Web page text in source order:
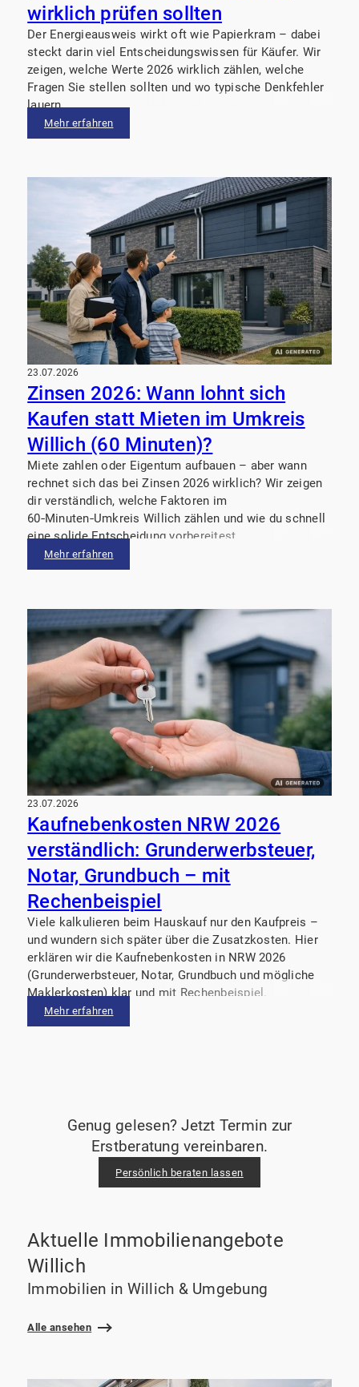
wirklich prüfen sollten
Der Energieausweis wirkt oft wie Papierkram – dabei
steckt darin viel Entscheidungswissen für Käufer. Wir
zeigen, welche Werte 2026 wirklich zählen, welche
Fragen Sie stellen sollten und wo typische Denkfehler
lauern.
Mehr erfahren
23.07.2026
Zinsen 2026: Wann lohnt sich
Kaufen statt Mieten im Umkreis
Willich (60 Minuten)?
Miete zahlen oder Eigentum aufbauen – aber wann
rechnet sich das bei Zinsen 2026 wirklich? Wir zeigen
dir verständlich, welche Faktoren im
60‑Minuten‑Umkreis Willich zählen und wie du schnell
eine solide Entscheidung vorbereitest.
Mehr erfahren
23.07.2026
Kaufnebenkosten NRW 2026
verständlich: Grunderwerbsteuer,
Notar, Grundbuch – mit
Rechenbeispiel
Viele kalkulieren beim Hauskauf nur den Kaufpreis –
und wundern sich später über die Zusatzkosten. Hier
erklären wir die Kaufnebenkosten in NRW 2026
(Grunderwerbsteuer, Notar, Grundbuch und mögliche
Maklerkosten) klar und mit Rechenbeispiel.
Mehr erfahren
Genug gelesen? Jetzt Termin zur
Erstberatung vereinbaren.
Persönlich beraten lassen
Aktuelle Immobilienangebote
Willich
Immobilien in Willich & Umgebung
Alle ansehen